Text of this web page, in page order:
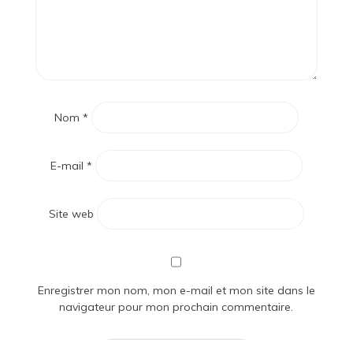
Nom *
E-mail *
Site web
Enregistrer mon nom, mon e-mail et mon site dans le
navigateur pour mon prochain commentaire.